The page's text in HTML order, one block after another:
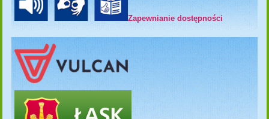
Zapewnianie dostępności